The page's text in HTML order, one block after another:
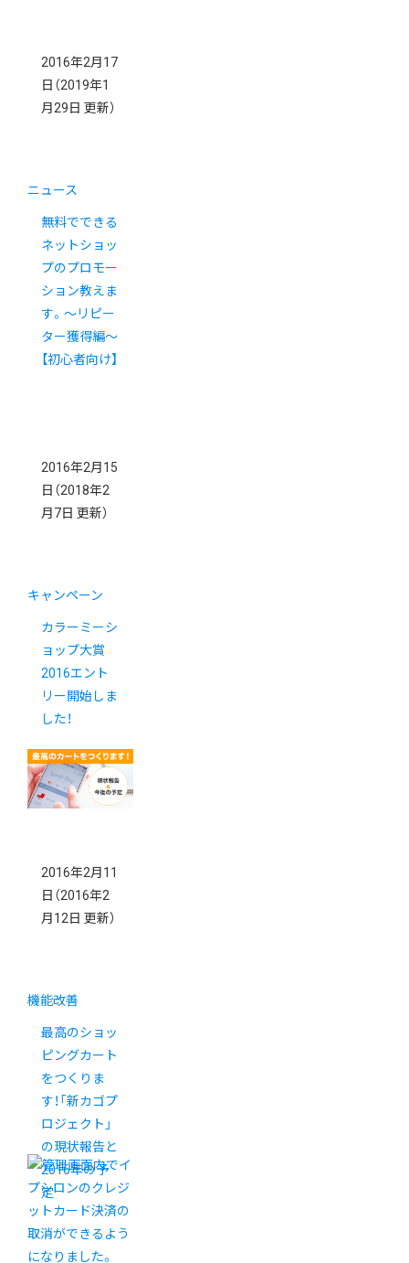
2016年2月17
日 （2019年1
月29日 更新）
ニュース
無料でできる
ネットショッ
プのプロモー
ション教えま
す。〜リピー
ター獲得編〜
【初心者向け】
2016年2月15
日 （2018年2
月7日 更新）
キャンペーン
カラーミーシ
ョップ大賞
2016エント
リー開始しま
した！
2016年2月11
日 （2016年2
月12日 更新）
機能改善
最高のショッ
ピングカート
をつくりま
す！「新カゴプ
ロジェクト」
の現状報告と
2016年の予
定